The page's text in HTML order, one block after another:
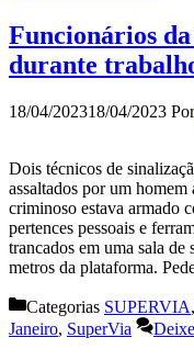
Funcionários da
durante
18/04/202318/04/2023
Dois técnicos de
assaltados por um
criminoso estava armado
pertences pessoais e
trancados em uma sala
metros da plataforma.
Categorias SUPERVIA,
Janeiro, SuperVia